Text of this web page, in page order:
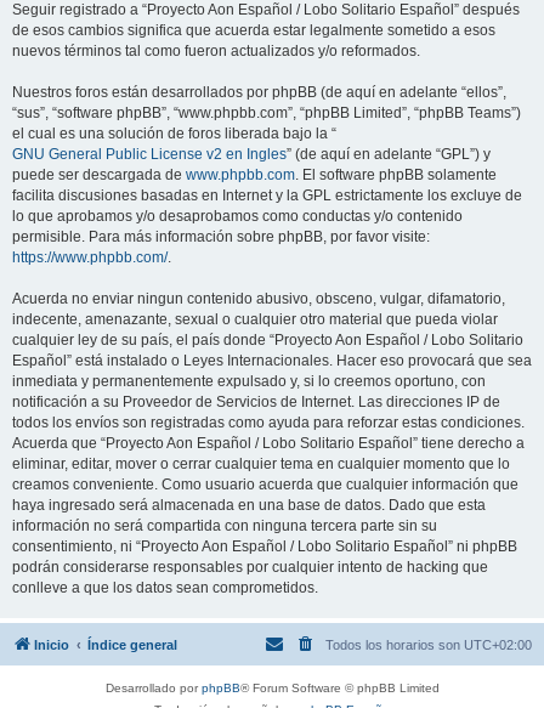
Seguir registrado a “Proyecto Aon Español / Lobo Solitario Español” después
de esos cambios significa que acuerda estar legalmente sometido a esos
nuevos términos tal como fueron actualizados y/o reformados.
Nuestros foros están desarrollados por phpBB (de aquí en adelante “ellos”,
“sus”, “software phpBB”, “www.phpbb.com”, “phpBB Limited”, “phpBB Teams”)
el cual es una solución de foros liberada bajo la “
GNU General Public License v2 en Ingles” (de aquí en adelante “GPL”) y
puede ser descargada de www.phpbb.com. El software phpBB solamente
facilita discusiones basadas en Internet y la GPL estrictamente los excluye de
lo que aprobamos y/o desaprobamos como conductas y/o contenido
permisible. Para más información sobre phpBB, por favor visite:
https://www.phpbb.com/.
Acuerda no enviar ningun contenido abusivo, obsceno, vulgar, difamatorio,
indecente, amenazante, sexual o cualquier otro material que pueda violar
cualquier ley de su país, el país donde “Proyecto Aon Español / Lobo Solitario
Español” está instalado o Leyes Internacionales. Hacer eso provocará que sea
inmediata y permanentemente expulsado y, si lo creemos oportuno, con
notificación a su Proveedor de Servicios de Internet. Las direcciones IP de
todos los envíos son registradas como ayuda para reforzar estas condiciones.
Acuerda que “Proyecto Aon Español / Lobo Solitario Español” tiene derecho a
eliminar, editar, mover o cerrar cualquier tema en cualquier momento que lo
creamos conveniente. Como usuario acuerda que cualquier información que
haya ingresado será almacenada en una base de datos. Dado que esta
información no será compartida con ninguna tercera parte sin su
consentimiento, ni “Proyecto Aon Español / Lobo Solitario Español” ni phpBB
podrán considerarse responsables por cualquier intento de hacking que
conlleve a que los datos sean comprometidos.
Inicio Índice general Todos los horarios son UTC+02:00
Desarrollado porphpBB® Forum Software © phpBB Limited